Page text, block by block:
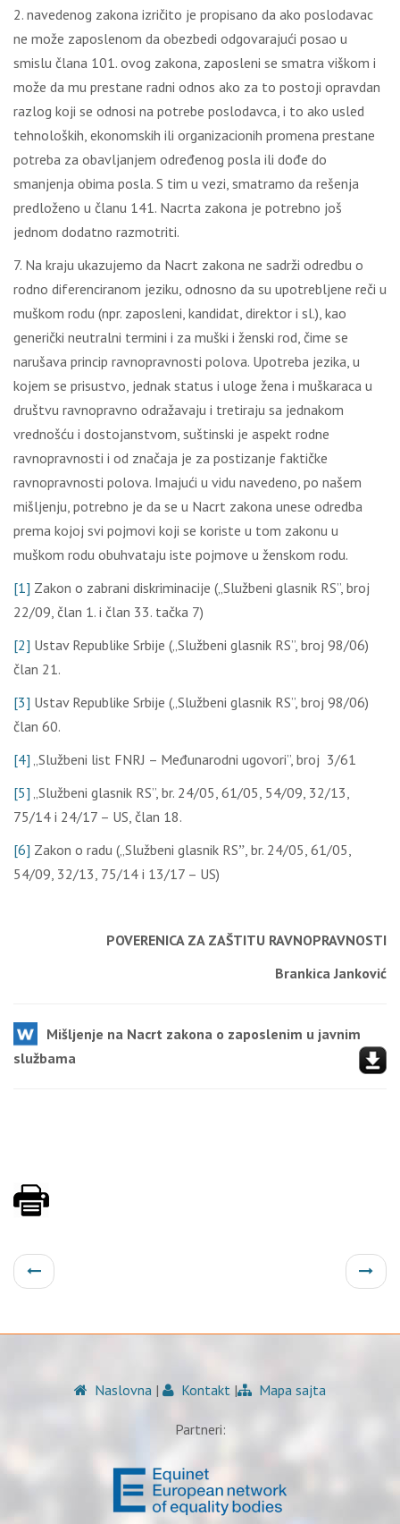
2. navedenog zakona izričito je propisano da ako poslodavac
ne može zaposlenom da obezbedi odgovarajući posao u
smislu člana 101. ovog zakona, zaposleni se smatra viškom i
može da mu prestane radni odnos ako za to postoji opravdan
razlog koji se odnosi na potrebe poslodavca, i to ako usled
tehnoloških, ekonomskih ili organizacionih promena prestane
potreba za obavlјanjem određenog posla ili dođe do
smanjenja obima posla. S tim u vezi, smatramo da rešenja
predloženo u članu 141. Nacrta zakona je potrebno još
jednom dodatno razmotriti.
7. Na kraju ukazujemo da Nacrt zakona ne sadrži odredbu o
rodno diferenciranom jeziku, odnosno da su upotreblјene reči u
muškom rodu (npr. zaposleni, kandidat, direktor i sl.), kao
generički neutralni termini i za muški i ženski rod, čime se
narušava princip ravnopravnosti polova. Upotreba jezika, u
kojem se prisustvo, jednak status i uloge žena i muškaraca u
društvu ravnopravno odražavaju i tretiraju sa jednakom
vrednošću i dostojanstvom, suštinski je aspekt rodne
ravnopravnosti i od značaja je za postizanje faktičke
ravnopravnosti polova. Imajući u vidu navedeno, po našem
mišlјenju, potrebno je da se u Nacrt zakona unese odredba
prema kojoj svi pojmovi koji se koriste u tom zakonu u
muškom rodu obuhvataju iste pojmove u ženskom rodu.
[1] Zakon o zabrani diskriminacije („Službeni glasnik RS”, broj
22/09, član 1. i član 33. tačka 7)
[2] Ustav Republike Srbije („Službeni glasnik RS”, broj 98/06)
član 21.
[3] Ustav Republike Srbije („Službeni glasnik RS”, broj 98/06)
član 60.
[4] „Službeni list FNRJ – Međunarodni ugovori”, broj 3/61
[5] „Službeni glasnik RS”, br. 24/05, 61/05, 54/09, 32/13,
75/14 i 24/17 – US, član 18.
[6] Zakon o radu („Službeni glasnik RSˮ, br. 24/05, 61/05,
54/09, 32/13, 75/14 i 13/17 – US)
POVERENICA ZA ZAŠTITU RAVNOPRAVNOSTI
Brankica Janković
Mišlјenje na Nacrt zakona o zaposlenim u javnim
službama
Naslovna | Kontakt | Mapa sajta
Partneri: